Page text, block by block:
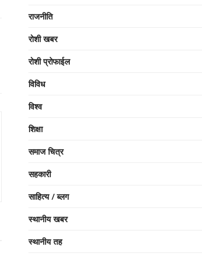
राजनीति
रोशी खबर
रोशी प्रोफाईल
विविध
विश्व
शिक्षा
समाज चित्र
सहकारी
साहित्य / ब्लग
स्थानीय खबर
स्थानीय तह